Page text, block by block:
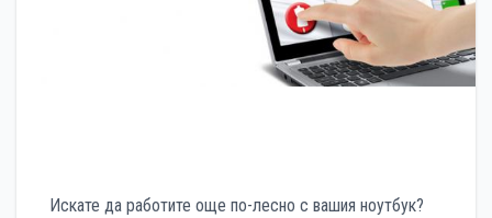
Искате да работите още по-лесно с вашия ноутбук?